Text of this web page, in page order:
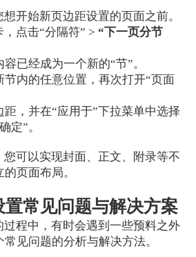
开始新页边距设置的页面之前。
，点击“分隔符” > “下一页分节
已经成为一个新的“节”。
节内的任意位置，再次打开“页面
距，并在“应用于”下拉菜单中选择
定”。
您可以实现封面、正文、附录等不
页面布局。
置常见问题与解决方案
过程中，有时会遇到一些预料之外
见问题的分析与解决方法。